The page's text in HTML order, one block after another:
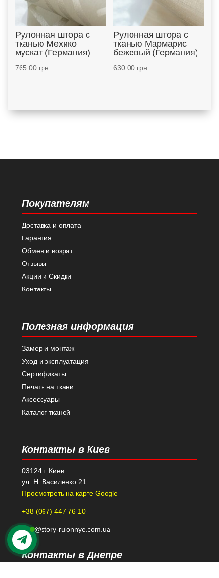
Рулонная штора с
тканью Мехико
мускат (Германия)
765.00грн
Рулонная штора с
тканью Мармарис
бежевый (Германия)
630.00грн
Покупателям
Доставка и оплата
Гарантия
Обмен и возрат
Отзывы
Акции и Скидки
Контакты
Полезная информация
Замер и монтаж
Уход и эксплуатация
Сертификаты
Печать на ткани
Аксессуары
Каталог тканей
Контакты в Киев
03124 г. Киев
ул. Н. Василенко 21
Просмотреть на карте Google
+38 (067) 447 76 10
kiev@story-rulonnye.com.ua
Контакты в Днепре